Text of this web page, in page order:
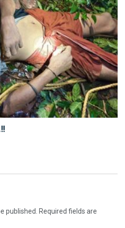
published.
Required fields are